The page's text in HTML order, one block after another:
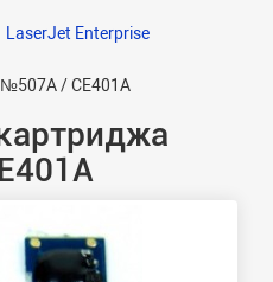
LaserJet Enterprise
/ CE401A